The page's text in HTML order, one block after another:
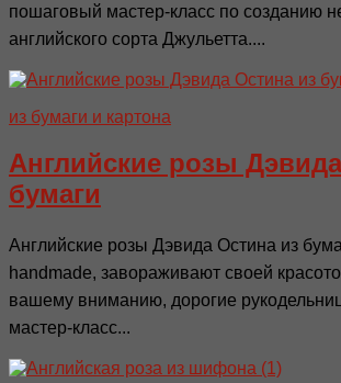
пошаговый мастер-класс по созданию
английского сорта Джульетта....
из бумаги и картона
Английские розы
бумаги
Английские розы Дэвида Остина из
handmade, завораживают своей
вашему вниманию, дорогие
мастер-класс...